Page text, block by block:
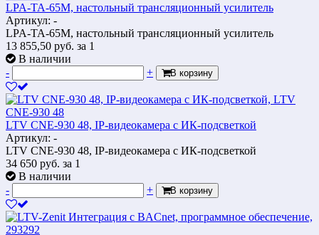
LPA-TA-65M, настольный трансляционный усилитель
Артикул: -
LPA-TA-65M, настольный трансляционный усилитель
13 855,50 руб. за 1
В наличии
-
+ В корзину
LTV CNE-930 48, IP-видеокамера с ИК-подсветкой
Артикул: -
LTV CNE-930 48, IP-видеокамера с ИК-подсветкой
34 650 руб. за 1
В наличии
-
+ В корзину